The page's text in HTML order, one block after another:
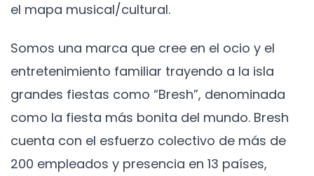
el mapa musical/cultural.
Somos una marca que cree en el ocio y el
entretenimiento familiar trayendo a la isla
grandes fiestas como “Bresh”, denominada
como la fiesta más bonita del mundo. Bresh
cuenta con el esfuerzo colectivo de más de
200 empleados y presencia en 13 países,